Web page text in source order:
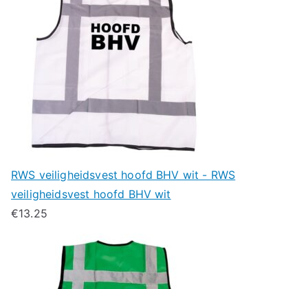
RWS veiligheidsvest hoofd BHV wit - RWS
veiligheidsvest hoofd BHV wit
€13.25